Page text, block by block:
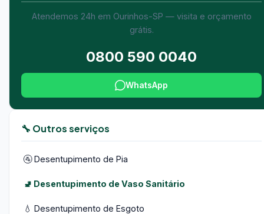
Atendemos 24h em Ourinhos-SP — visita e orçamento
grátis.
0800 590 0040
WhatsApp
🔧 Outros serviços
🚰 Desentupimento de Pia
🚽 Desentupimento de Vaso Sanitário
💧 Desentupimento de Esgoto